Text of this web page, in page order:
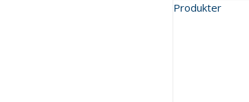
Produkter